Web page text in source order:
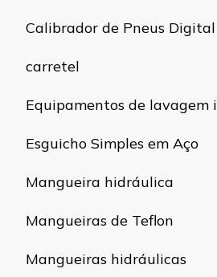
Calibrador de Pneus Digital
carretel
Equipamentos de lavagem
Esguicho Simples em Aço
Mangueira hidráulica
Mangueiras de Teflon
Mangueiras hidráulicas